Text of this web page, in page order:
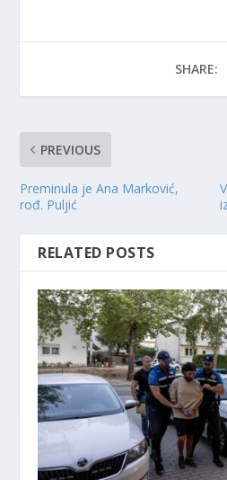
SHARE:
PREVIOUS
Preminula je Ana Marković,
rođ. Puljić
RELATED POSTS